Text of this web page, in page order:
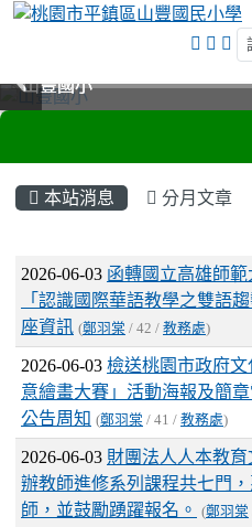
山豐國小
山豐國小
山豐國小
山豐國小
本站消息 分月文章
文章列表
2026-06-03 函轉國立高雄師範
「認識國際華語教學之雙語
座資訊 (鄭羽棠 / 42 / 教務處)
2026-06-03 檢送桃園市政府文
意繪畫大賽」活動海報及簡
公告周知 (鄭羽棠 / 41 / 教務處)
2026-06-03 財團法人人本教
辦教師進修系列課程共七門
師，並鼓勵踴躍報名。
(鄭羽棠